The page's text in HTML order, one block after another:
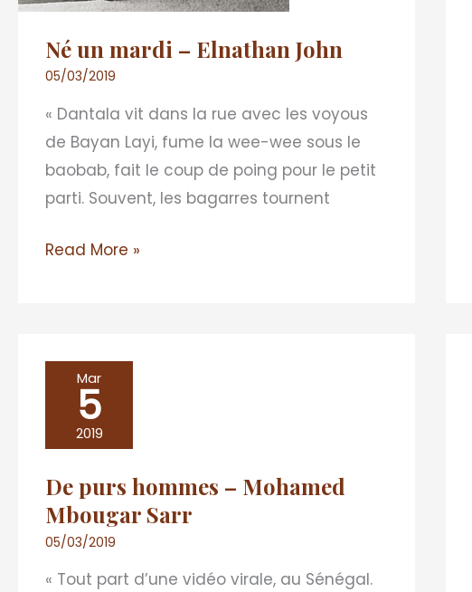
Né un mardi – Elnathan John
05/03/2019
« Dantala vit dans la rue avec les voyous
de Bayan Layi, fume la wee-wee sous le
baobab, fait le coup de poing pour le petit
parti. Souvent, les bagarres tournent
Read More »
Mar
5
2019
De purs hommes – Mohamed
Mbougar Sarr
05/03/2019
« Tout part d’une vidéo virale, au Sénégal.
hommes
Mohamed
Mbougar
Sarr